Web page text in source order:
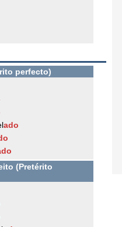
perfecto)
ado
(Pretérito